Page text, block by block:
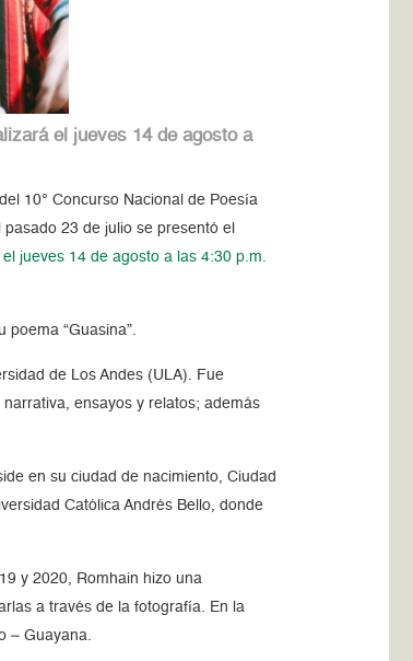
el jueves 14 de agosto a
10° Concurso Nacional de Poesía
23 de julio se presentó el
jueves 14 de agosto a las 4:30 p.m.
poema “Guasina”.
de Los Andes (ULA). Fue
ensayos y relatos; además
en su ciudad de nacimiento, Ciudad
Católica Andrés Bello, donde
y 2020, Romhain hizo una
a través de la fotografía. En la
– Guayana.